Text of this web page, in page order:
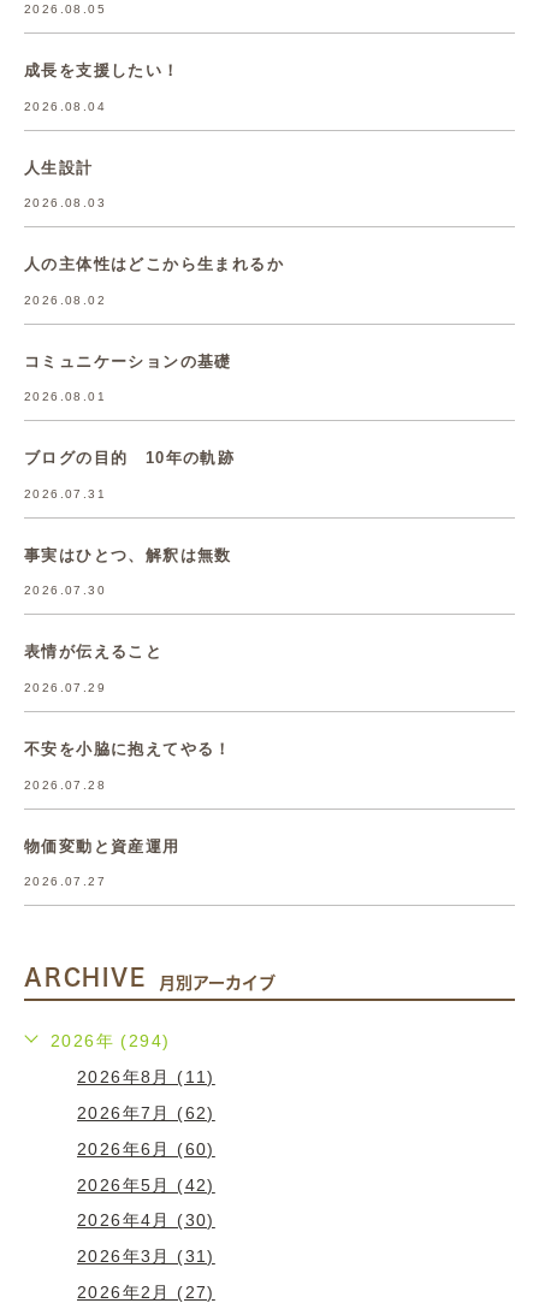
2026.08.05
成長を支援したい！
2026.08.04
人生設計
2026.08.03
人の主体性はどこから生まれるか
2026.08.02
コミュニケーションの基礎
2026.08.01
ブログの目的 10年の軌跡
2026.07.31
事実はひとつ、解釈は無数
2026.07.30
表情が伝えること
2026.07.29
不安を小脇に抱えてやる！
2026.07.28
物価変動と資産運用
2026.07.27
ARCHIVE 月別アーカイブ
2026年 (294)
2026年8月 (11)
2026年7月 (62)
2026年6月 (60)
2026年5月 (42)
2026年4月 (30)
2026年3月 (31)
2026年2月 (27)